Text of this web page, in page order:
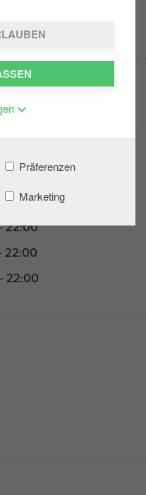
Präferenzen
Marketing
22:00
22:00
22:00
22:00